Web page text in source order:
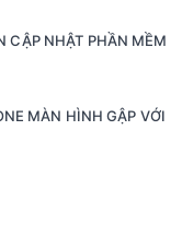
CẬP NHẬT PHẦN MỀM
MÀN HÌNH GẬP VỚI